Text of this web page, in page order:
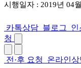
시행일자 : 2019년 04
카톡상담 블로그 인
청
전·후 요청 온라인상